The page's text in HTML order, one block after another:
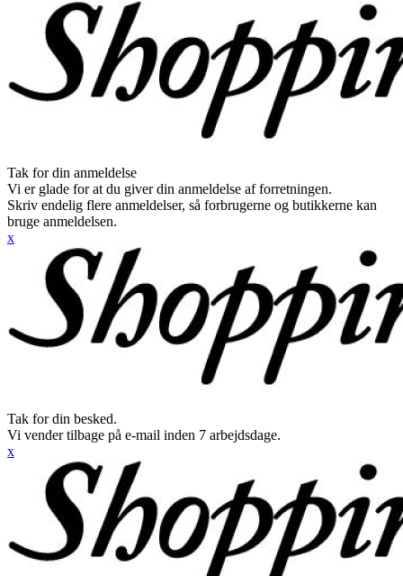
Tak for din anmeldelse
Vi er glade for at du giver din anmeldelse af forretningen.
Skriv endelig flere anmeldelser, så forbrugerne og butikkerne kan
bruge anmeldelsen.
x
Tak for din besked.
Vi vender tilbage på e-mail inden 7 arbejdsdage.
x